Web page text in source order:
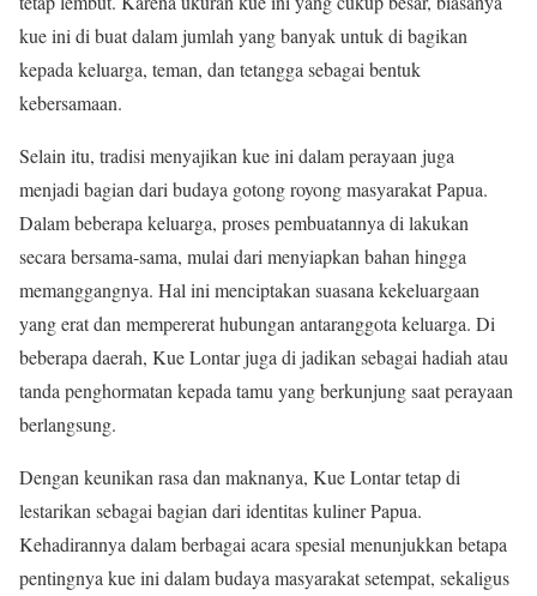
kue ini di buat dalam jumlah yang banyak untuk di bagikan
kepada keluarga, teman, dan tetangga sebagai bentuk
kebersamaan.
Selain itu, tradisi menyajikan kue ini dalam perayaan juga
menjadi bagian dari budaya gotong royong masyarakat Papua.
Dalam beberapa keluarga, proses pembuatannya di lakukan
secara bersama-sama, mulai dari menyiapkan bahan hingga
memanggangnya. Hal ini menciptakan suasana kekeluargaan
yang erat dan mempererat hubungan antaranggota keluarga. Di
beberapa daerah, Kue Lontar juga di jadikan sebagai hadiah atau
tanda penghormatan kepada tamu yang berkunjung saat perayaan
berlangsung.
Dengan keunikan rasa dan maknanya, Kue Lontar tetap di
lestarikan sebagai bagian dari identitas kuliner Papua.
Kehadirannya dalam berbagai acara spesial menunjukkan betapa
pentingnya kue ini dalam budaya masyarakat setempat, sekaligus